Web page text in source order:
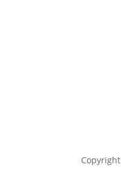
Copyright